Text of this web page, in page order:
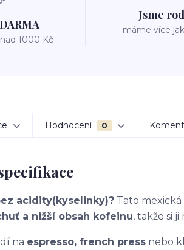
1000 Kč
Jsme
máme více
Hodnocení 0
acidity(kyselinky)? Tato
a nižší obsah kofeinu, takže si
na espresso, french press nebo